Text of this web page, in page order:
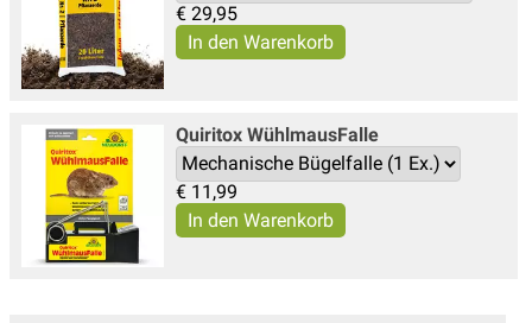
€ 29,95
Quiritox WühlmausFalle
€ 11,99